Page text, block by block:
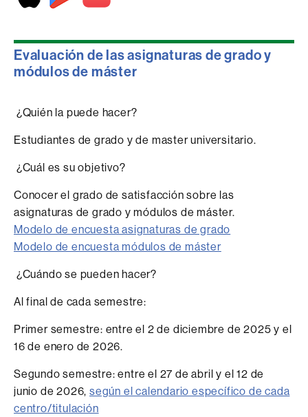
Evaluación de las asignaturas de grado y
módulos de máster
¿Quién la puede hacer?
Estudiantes de grado y de master universitario.
¿Cuál es su objetivo?
Conocer el grado de satisfacción sobre las
asignaturas de grado y módulos de máster.
Modelo de encuesta asignaturas de grado
Modelo de encuesta módulos de máster
¿Cuándo se pueden hacer?
Al final de cada semestre:
Primer semestre: entre el 2 de diciembre de 2025 y el
16 de enero de 2026.
Segundo semestre: entre el 27 de abril y el 12 de
junio de 2026,según el calendario específico de cada
centro/titulación